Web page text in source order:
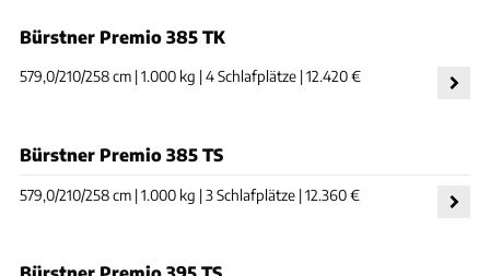
Bürstner Premio 385 TK
579,0/210/258 cm | 1.000 kg | 4 Schlafplätze | 12.420 €
Bürstner Premio 385 TS
579,0/210/258 cm | 1.000 kg | 3 Schlafplätze | 12.360 €